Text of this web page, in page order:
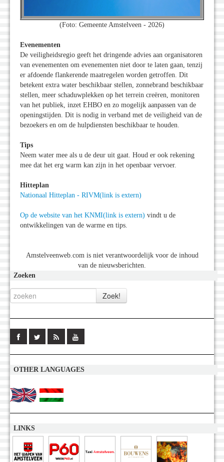
(Foto: Gemeente Amstelveen - 2026)
Evenementen
De veiligheidsregio geeft het dringende advies aan organisatoren
van evenementen om evenementen niet door te laten gaan, tenzij
er afdoende flankerende maatregelen worden getroffen. Dit
betekent extra water beschikbaar stellen, zonnebrand beschikbaar
stellen, meer schaduwplekken op het terrein creëren, monitoren
van het publiek, inzet EHBO en zo mogelijk aanpassen van de
openingstijden. Dit is nodig in verband met de veiligheid van de
bezoekers en om de hulpdiensten beschikbaar te houden.
Tips
Neem water mee als u de deur uit gaat. Houd er ook rekening
mee dat het erg warm kan zijn in het openbaar vervoer.
Hitteplan
Nationaal Hitteplan - RIVM(link is extern)
Op de website van het KNMI(link is extern) vindt u de
ontwikkelingen van de warme en tips.
Amstelveenweb.com is niet verantwoordelijk voor de inhoud
van de nieuwsberichten.
Zoeken
OTHER LANGUAGES
LINKS